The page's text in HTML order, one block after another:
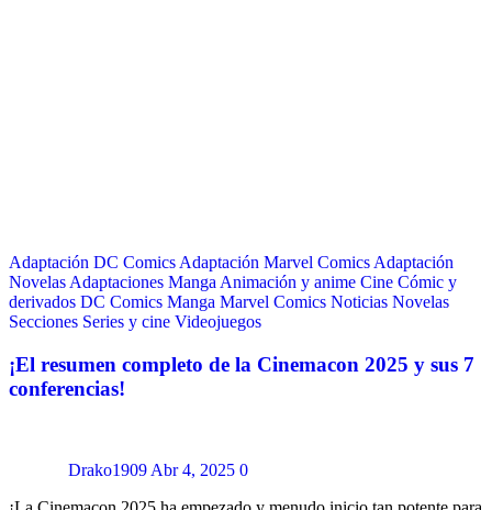
Adaptación DC Comics Adaptación Marvel Comics Adaptación
Novelas Adaptaciones Manga Animación y anime Cine Cómic y
derivados DC Comics Manga Marvel Comics Noticias Novelas
Secciones Series y cine Videojuegos
¡El resumen completo de la Cinemacon 2025 y sus 7
conferencias!
Drako1909 Abr 4, 2025 0